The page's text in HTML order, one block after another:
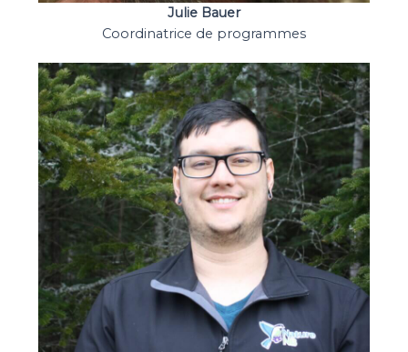
Julie Bauer
Coordinatrice de programmes